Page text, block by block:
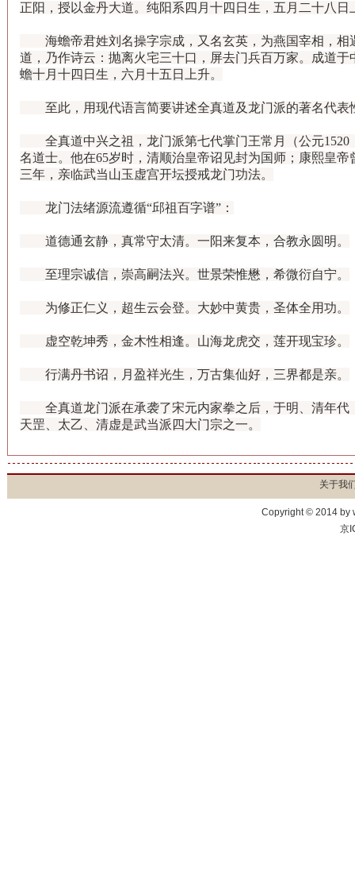
正阳，授以金丹大道。纯阳系四月十四日生，五月二十八日
海蟾帝君姓刘名操字宗成，又名玄英，为燕国宰相，相
道，乃作诗云：抛离火宅三十口，屏去门兵百万家。成道
蟾十月十四日生，六月十五日上升。
至此，用现代语言简要讲述全真道及龙门派的著名代表
全真道中兴之祖，龙门派第七代掌门王常月（公元1520
名道士。他在65岁时，清顺治皇帝诏见封为国师；康熙皇
三年，亲临武当山玉虚宫开坛授戒龙门功法。
龙门法绪源流遵循“邱祖百字谱”：
道德通玄静，真常守太清。一阳来复本，合教永圆明。
至理宗诚信，崇高嗣法兴。世景荣惟懋，希微衍自宁。
为修正仁义，超生云会登。大妙中黄贵，圣体全用功。
虚空乾坤秀，金木性相逢。山海龙虎交，莲开现宝珍。
行满丹书诏，月盈祥光生，万古集仙好，三界都是亲。
全真道龙门派在承袭了宋元内家拳之后，于明、清年代
天罡、太乙、清虚是武当派四大门宗之一。
关于我
Copyright © 2014 by
京